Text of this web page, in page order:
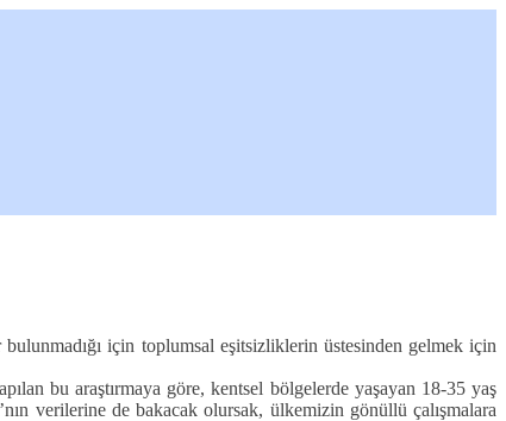
için toplumsal eşitsizliklerin üstesinden gelmek için
bu araştırmaya göre, kentsel bölgelerde yaşayan 18-35 yaş
verilerine de bakacak olursak, ülkemizin gönüllü çalışmalara